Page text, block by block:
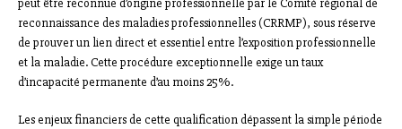
peut être reconnue d’origine professionnelle par le Comité régional de
reconnaissance des maladies professionnelles (CRRMP), sous réserve
de prouver un lien direct et essentiel entre l’exposition professionnelle
et la maladie. Cette procédure exceptionnelle exige un taux
d’incapacité permanente d’au moins 25%.
Les enjeux financiers de cette qualification dépassent la simple période